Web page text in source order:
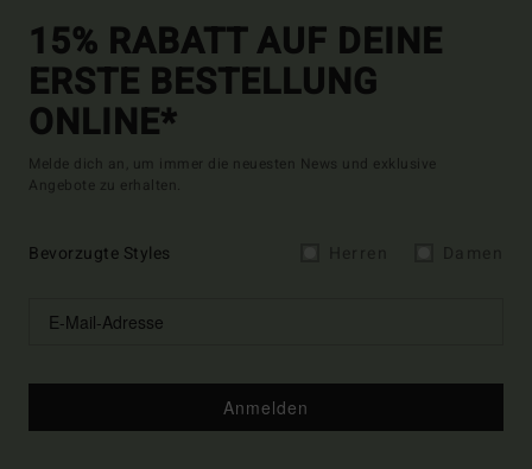
15% RABATT AUF DEINE
ERSTE BESTELLUNG
ONLINE*
Melde dich an, um immer die neuesten News und exklusive
Angebote zu erhalten.
Bevorzugte Styles
Anmelden